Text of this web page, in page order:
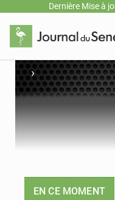
Dernière Mise à
›
EN CE MOMENT